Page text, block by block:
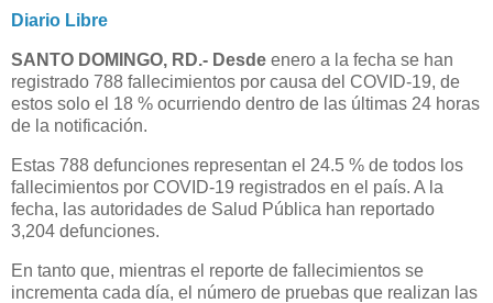
Diario Libre
SANTO DOMINGO, RD.- Desde enero a la fecha se han
registrado 788 fallecimientos por causa del COVID-19, de
estos solo el 18 % ocurriendo dentro de las últimas 24 horas
de la notificación.
Estas 788 defunciones representan el 24.5 % de todos los
fallecimientos por COVID-19 registrados en el país. A la
fecha, las autoridades de Salud Pública han reportado
3,204 defunciones.
En tanto que, mientras el reporte de fallecimientos se
incrementa cada día, el número de pruebas que realizan las